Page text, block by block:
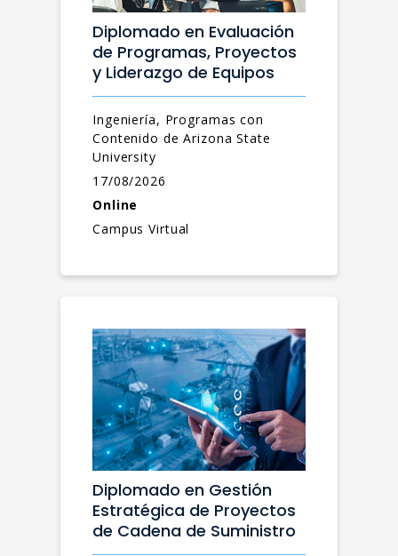
Diplomado en Evaluación
de Programas, Proyectos
y Liderazgo de Equipos
Ingeniería, Programas con
Contenido de Arizona State
University
17/08/2026
Online
Campus Virtual
Diplomado en Gestión
Estratégica de Proyectos
de Cadena de Suministro